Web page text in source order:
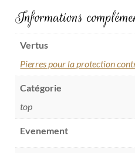
Informations
Vertus
Pierres pour la protection
Catégorie
top
Evenement